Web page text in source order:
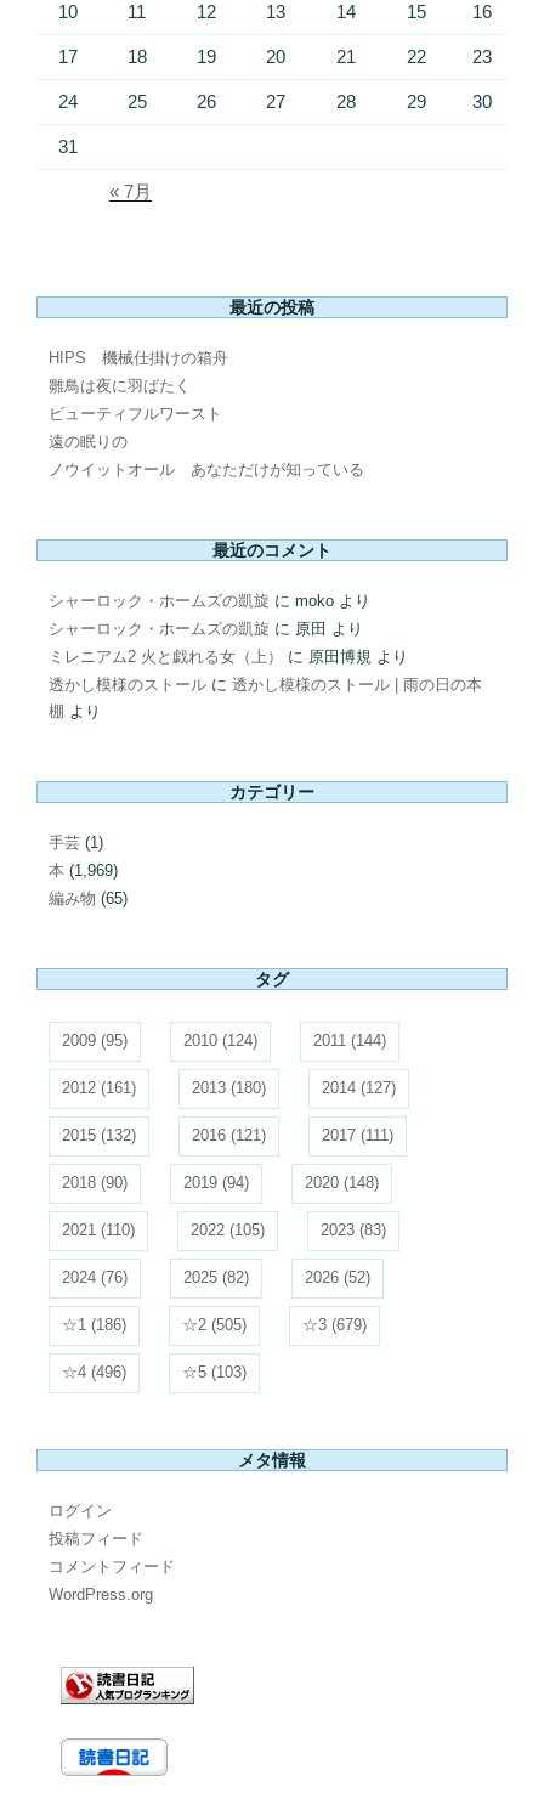
10 11 12 13 14 15 16
17 18 19 20 21 22 23
24 25 26 27 28 29 30
31
« 7月
最近の投稿
HIPS 機械仕掛けの箱舟
雛鳥は夜に羽ばたく
ビューティフルワースト
遠の眠りの
ノウイットオール あなただけが知っている
最近のコメント
シャーロック・ホームズの凱旋 に moko より
シャーロック・ホームズの凱旋 に 原田 より
ミレニアム2 火と戯れる女（上）
に 原田博規 より
透かし模様のストール に 透かし模様のストール | 雨の日の本
棚 より
カテゴリー
手芸 (1)
本 (1,969)
編み物 (65)
タグ
2009 (95) 2010 (124) 2011 (144)
2012 (161) 2013 (180) 2014 (127)
2015 (132) 2016 (121) 2017 (111)
2018 (90) 2019 (94) 2020 (148)
2021 (110) 2022 (105) 2023 (83)
2024 (76) 2025 (82) 2026 (52)
☆1 (186) ☆2 (505) ☆3 (679)
☆4 (496) ☆5 (103)
メタ情報
ログイン
投稿フィード
コメントフィード
WordPress.org